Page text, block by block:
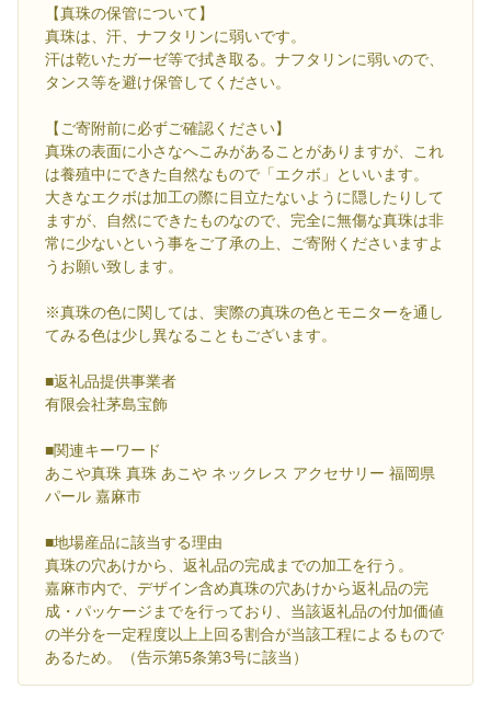
【真珠の保管について】
真珠は、汗、ナフタリンに弱いです。
汗は乾いたガーゼ等で拭き取る。ナフタリンに弱いので、
タンス等を避け保管してください。
【ご寄附前に必ずご確認ください】
真珠の表面に小さなへこみがあることがありますが、これ
は養殖中にできた自然なもので「エクボ」といいます。
大きなエクボは加工の際に目立たないように隠したりして
ますが、自然にできたものなので、完全に無傷な真珠は非
常に少ないという事をご了承の上、ご寄附くださいますよ
うお願い致します。
※真珠の色に関しては、実際の真珠の色とモニターを通し
てみる色は少し異なることもございます。
■返礼品提供事業者
有限会社茅島宝飾
■関連キーワード
あこや真珠 真珠 あこや ネックレス アクセサリー 福岡県
パール 嘉麻市
■地場産品に該当する理由
真珠の穴あけから、返礼品の完成までの加工を行う。
嘉麻市内で、デザイン含め真珠の穴あけから返礼品の完
成・パッケージまでを行っており、当該返礼品の付加価値
の半分を一定程度以上上回る割合が当該工程によるもので
あるため。（告示第5条第3号に該当）